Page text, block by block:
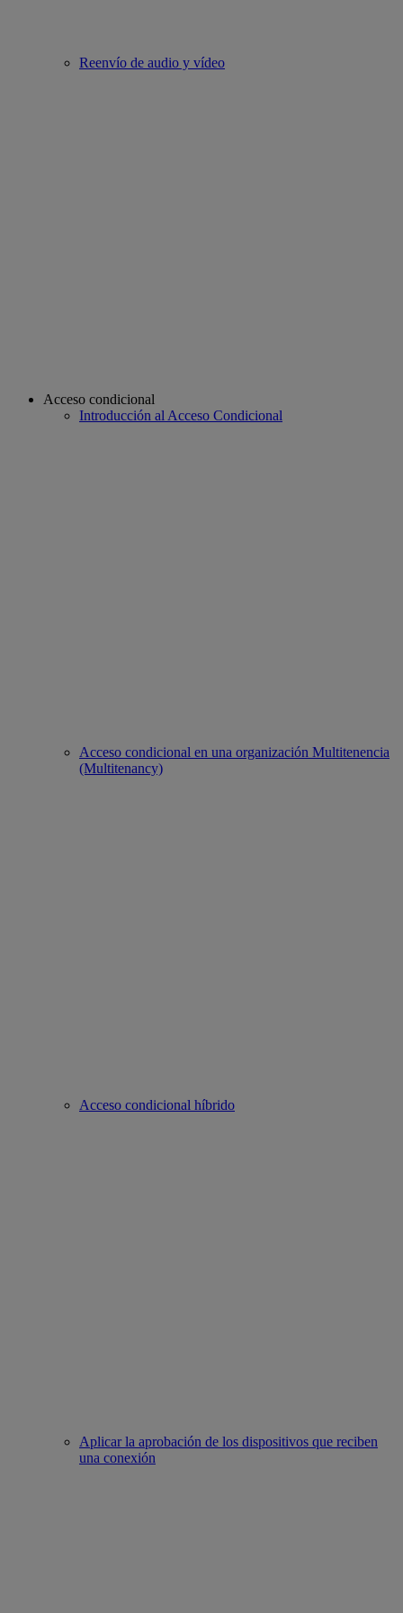
Reenvío de audio y vídeo
Acceso condicional
Introducción al Acceso Condicional
Acceso condicional en una organización Multitenencia
(Multitenancy)
Acceso condicional híbrido
Aplicar la aprobación de los dispositivos que reciben
una conexión